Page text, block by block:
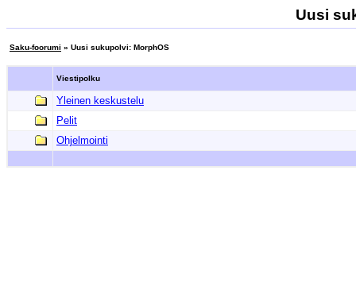
Uusi
Saku-foorumi » Uusi sukupolvi: MorphOS
Viestipolku
Yleinen keskustelu
Pelit
Ohjelmointi